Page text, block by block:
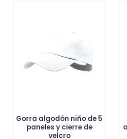
Gorra algodón niño de 5
paneles y cierre de
velcro